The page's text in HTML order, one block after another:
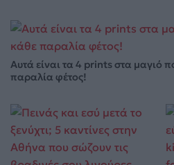
Αυτά είναι τα 4 prints στα μαγιό
παραλία φέτος!